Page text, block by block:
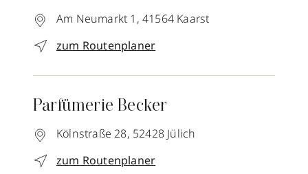
Am Neumarkt 1, 41564 Kaarst
zum Routenplaner
Parfümerie Becker
Kölnstraße 28, 52428 Jülich
zum Routenplaner